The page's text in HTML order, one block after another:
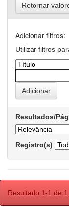
Retornar
Adicionar filtros:
Utilizar filtros
Resultados/
Registro(s)
Resultado 1-1 de 1.